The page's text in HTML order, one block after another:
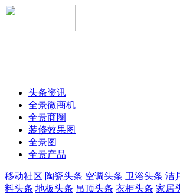
头条资讯
全景微商机
全景商圈
装修效果图
全景图
全景产品
移动社区 陶瓷头条 空调头条 卫浴头条 洁
料头条 地板头条 吊顶头条 衣柜头条 家居